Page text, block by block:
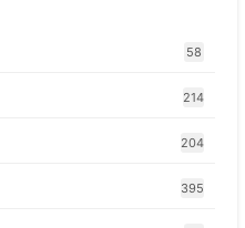
58
214
204
395